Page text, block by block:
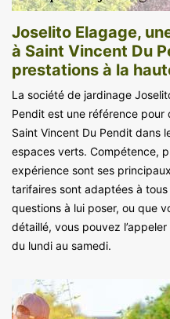
Joselito Elagage,
à Saint Vincent Du
prestations à la
La société de jardinage
Pendit est une référence
Saint Vincent Du Pendit dans
espaces verts. Compétence,
expérience sont ses
tarifaires sont adaptées à
questions à lui poser, ou que
détaillé, vous pouvez
du lundi au samedi.